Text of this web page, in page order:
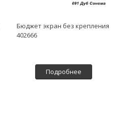
Бюджет экран без крепления
402666
Подробнее